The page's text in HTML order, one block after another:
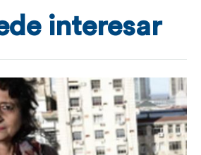
interesar